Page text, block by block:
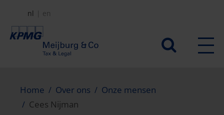
naar
Secundair
nl en
Home Over ons
Onze mensen
Cees Nijman